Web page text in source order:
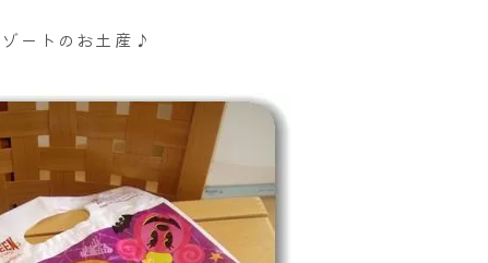
ートのお土産♪